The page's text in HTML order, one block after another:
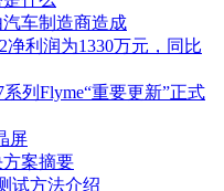
车制造商造成
利润为1330万元，同比
列Flyme“重要更新”正式
屏
案摘要
试方法介绍